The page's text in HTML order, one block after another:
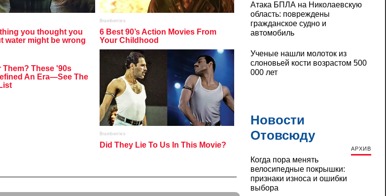
Атака БПЛА на Николаевскую
область: повреждены
гражданское судно и
автомобиль
Ученые нашли молоток из
слоновьей кости возрастом 500
000 лет
Новости
Отовсюду
АРХИВ
Когда пора менять
велосипедные покрышки:
признаки износа и ошибки
выбора